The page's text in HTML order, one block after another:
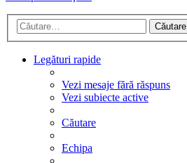
Căutare
Legături rapide
Vezi mesaje fără răspuns
Vezi subiecte active
Căutare
Echipa